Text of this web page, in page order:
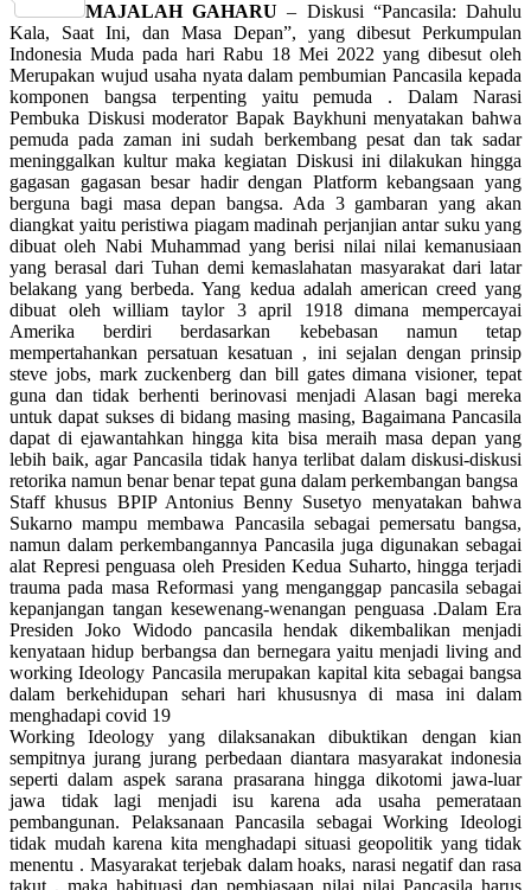
MAJALAH GAHARU – Diskusi “Pancasila: Dahulu
Kala, Saat Ini, dan Masa Depan”, yang dibesut Perkumpulan
Indonesia Muda pada hari Rabu 18 Mei 2022 yang dibesut oleh
Merupakan wujud usaha nyata dalam pembumian Pancasila kepada
komponen bangsa terpenting yaitu pemuda . Dalam Narasi
Pembuka Diskusi moderator Bapak Baykhuni menyatakan bahwa
pemuda pada zaman ini sudah berkembang pesat dan tak sadar
meninggalkan kultur maka kegiatan Diskusi ini dilakukan hingga
gagasan gagasan besar hadir dengan Platform kebangsaan yang
berguna bagi masa depan bangsa. Ada 3 gambaran yang akan
diangkat yaitu peristiwa piagam madinah perjanjian antar suku yang
dibuat oleh Nabi Muhammad yang berisi nilai nilai kemanusiaan
yang berasal dari Tuhan demi kemaslahatan masyarakat dari latar
belakang yang berbeda. Yang kedua adalah american creed yang
dibuat oleh william taylor 3 april 1918 dimana mempercayai
Amerika berdiri berdasarkan kebebasan namun tetap
mempertahankan persatuan kesatuan , ini sejalan dengan prinsip
steve jobs, mark zuckenberg dan bill gates dimana visioner, tepat
guna dan tidak berhenti berinovasi menjadi Alasan bagi mereka
untuk dapat sukses di bidang masing masing, Bagaimana Pancasila
dapat di ejawantahkan hingga kita bisa meraih masa depan yang
lebih baik, agar Pancasila tidak hanya terlibat dalam diskusi-diskusi
retorika namun benar benar tepat guna dalam perkembangan bangsa
Staff khusus BPIP Antonius Benny Susetyo menyatakan bahwa
Sukarno mampu membawa Pancasila sebagai pemersatu bangsa,
namun dalam perkembangannya Pancasila juga digunakan sebagai
alat Represi penguasa oleh Presiden Kedua Suharto, hingga terjadi
trauma pada masa Reformasi yang menganggap pancasila sebagai
kepanjangan tangan kesewenang-wenangan penguasa .Dalam Era
Presiden Joko Widodo pancasila hendak dikembalikan menjadi
kenyataan hidup berbangsa dan bernegara yaitu menjadi living and
working Ideology Pancasila merupakan kapital kita sebagai bangsa
dalam berkehidupan sehari hari khususnya di masa ini dalam
menghadapi covid 19
Working Ideology yang dilaksanakan dibuktikan dengan kian
sempitnya jurang jurang perbedaan diantara masyarakat indonesia
seperti dalam aspek sarana prasarana hingga dikotomi jawa-luar
jawa tidak lagi menjadi isu karena ada usaha pemerataan
pembangunan. Pelaksanaan Pancasila sebagai Working Ideologi
tidak mudah karena kita menghadapi situasi geopolitik yang tidak
menentu . Masyarakat terjebak dalam hoaks, narasi negatif dan rasa